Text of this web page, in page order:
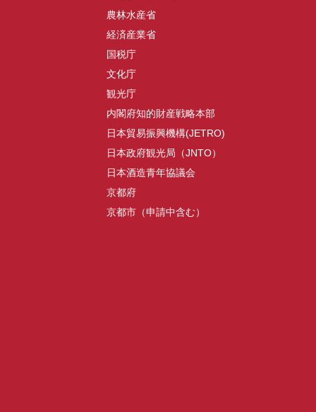
農林水産省
経済産業省
国税庁
文化庁
観光庁
内閣府知的財産戦略本部
日本貿易振興機構(JETRO)
日本政府観光局（JNTO）
日本酒造青年協議会
京都府
京都市（申請中含む）